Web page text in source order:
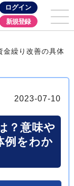
ログイン
新規登録
金繰り改善の具体
2023-07-10
？意味や
例をわか